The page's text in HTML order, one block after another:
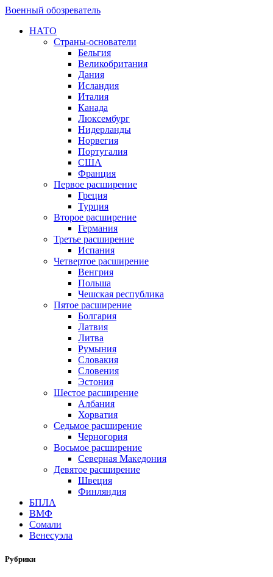
Военный обозреватель
НАТО
Страны-основатели
Бельгия
Великобритания
Дания
Исландия
Италия
Канада
Люксембург
Нидерланды
Норвегия
Португалия
США
Франция
Первое расширение
Греция
Турция
Второе расширение
Германия
Третье расширение
Испания
Четвертое расширение
Венгрия
Польша
Чешская республика
Пятое расширение
Болгария
Латвия
Литва
Румыния
Словакия
Словения
Эстония
Шестое расширение
Албания
Хорватия
Седьмое расширение
Черногория
Восьмое расширение
Северная Македония
Девятое расширение
Швеция
Финляндия
БПЛА
ВМФ
Сомали
Венесуэла
Рубрики